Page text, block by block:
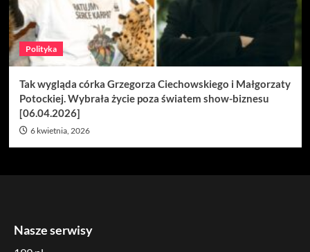
Polityka
Tak wygląda córka Grzegorza Ciechowskiego i Małgorzaty
Potockiej. Wybrała życie poza światem show-biznesu
[06.04.2026]
6 kwietnia, 2026
Nasze serwisy